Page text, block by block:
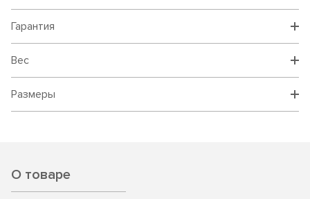
Гарантия
Вес
Размеры
О товаре